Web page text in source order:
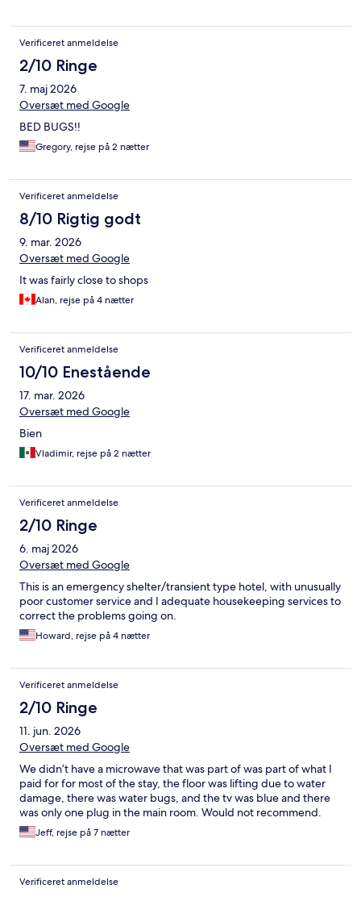
Verificeret anmeldelse
2/10 Ringe
7. maj 2026
Oversæt med Google
BED BUGS!!
Gregory, rejse på 2 nætter
Verificeret anmeldelse
8/10 Rigtig godt
9. mar. 2026
Oversæt med Google
It was fairly close to shops
Alan, rejse på 4 nætter
Verificeret anmeldelse
10/10 Enestående
17. mar. 2026
Oversæt med Google
Bien
Vladimir, rejse på 2 nætter
Verificeret anmeldelse
2/10 Ringe
6. maj 2026
Oversæt med Google
This is an emergency shelter/transient type hotel, with unusually
poor customer service and I adequate housekeeping services to
correct the problems going on.
Howard, rejse på 4 nætter
Verificeret anmeldelse
2/10 Ringe
11. jun. 2026
Oversæt med Google
We didn’t have a microwave that was part of was part of what I
paid for for most of the stay, the floor was lifting due to water
damage, there was water bugs, and the tv was blue and there
was only one plug in the main room. Would not recommend.
Jeff, rejse på 7 nætter
Verificeret anmeldelse